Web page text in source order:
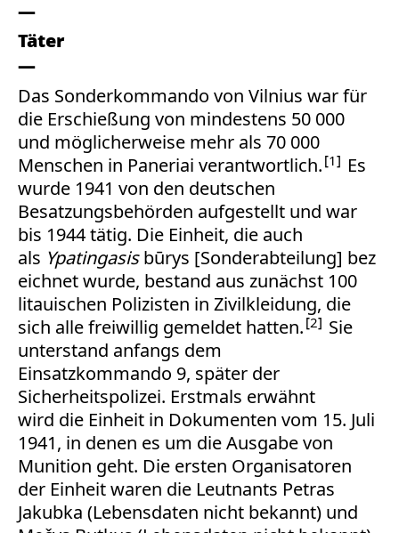
Täter
Das Sonderkommando von Vilnius war für
die Erschießung von mindestens 50 000
und möglicherweise mehr als 70 000
Menschen in Paneriai verantwortlich. 1
Es
wurde 1941 von den deutschen
Besatzungsbehörden aufgestellt und war
bis 1944 tätig. Die Einheit, die auch
als Ypatingasisbūrys [Sonderabteilung] bez
eichnet wurde, bestand aus zunächst 100
litauischen Polizisten in Zivilkleidung, die
sich alle freiwillig gemeldet hatten. 2
Sie
unterstand anfangs dem
Einsatzkommando 9, später der
Sicherheitspolizei. Erstmals erwähnt
wird die Einheit in Dokumenten vom 15. Juli
1941, in denen es um die Ausgabe von
Munition geht. Die ersten Organisatoren
der Einheit waren die Leutnants Petras
Jakubka (Lebensdaten nicht bekannt) und